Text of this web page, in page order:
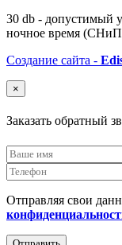
30 db - допустимый
ночное время
Создание сайта -
×
Заказать обратный
Отправляя свои